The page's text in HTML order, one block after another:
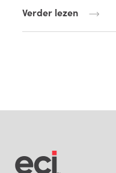
Verder lezen